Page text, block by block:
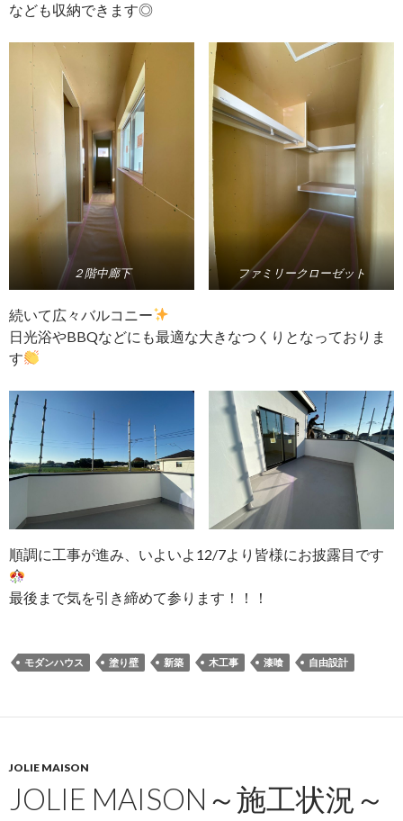
なども収納できます◎
２階中廊下 ファミリークローゼット
続いて広々バルコニー
日光浴やBBQなどにも最適な大きなつくりとなっておりま
す
順調に工事が進み、いよいよ12/7より皆様にお披露目です
最後まで気を引き締めて参ります！！！
モダンハウス 塗り壁 新築 木工事 漆喰 自由設計
JOLIE MAISON
JOLIE MAISON～施工状況～